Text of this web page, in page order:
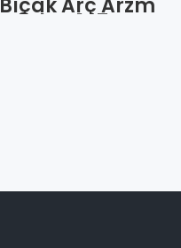
Tefal AR147 Uzun